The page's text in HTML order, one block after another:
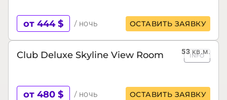
от 444 $ / ночь ОСТАВИТЬ ЗАЯВКУ
53кв.м.
Club Deluxe Skyline View Room INFO
от 480 $ / ночь ОСТАВИТЬ ЗАЯВКУ